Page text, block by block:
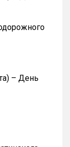
– День